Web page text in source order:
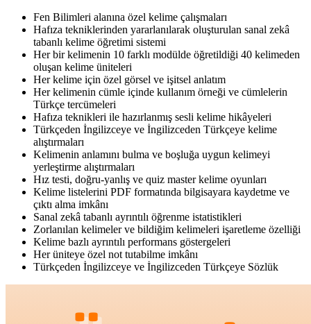
Fen Bilimleri alanına özel kelime çalışmaları
Hafıza tekniklerinden yararlanılarak oluşturulan sanal zekâ
tabanlı kelime öğretimi sistemi
Her bir kelimenin 10 farklı modülde öğretildiği 40 kelimeden
oluşan kelime üniteleri
Her kelime için özel görsel ve işitsel anlatım
Her kelimenin cümle içinde kullanım örneği ve cümlelerin
Türkçe tercümeleri
Hafıza teknikleri ile hazırlanmış sesli kelime hikâyeleri
Türkçeden İngilizceye ve İngilizceden Türkçeye kelime
alıştırmaları
Kelimenin anlamını bulma ve boşluğa uygun kelimeyi
yerleştirme alıştırmaları
Hız testi, doğru-yanlış ve quiz master kelime oyunları
Kelime listelerini PDF formatında bilgisayara kaydetme ve
çıktı alma imkânı
Sanal zekâ tabanlı ayrıntılı öğrenme istatistikleri
Zorlanılan kelimeler ve bildiğim kelimeleri işaretleme özelliği
Kelime bazlı ayrıntılı performans göstergeleri
Her üniteye özel not tutabilme imkânı
Türkçeden İngilizceye ve İngilizceden Türkçeye Sözlük